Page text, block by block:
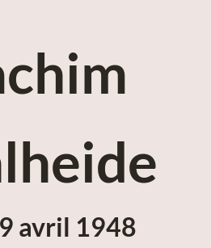
avril 1948